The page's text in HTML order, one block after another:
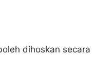
dihoskan secara